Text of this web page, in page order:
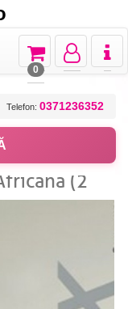
Toggle
Toggle
navigation
Toggle
navigation
0
Telefon: 0371236352
(2